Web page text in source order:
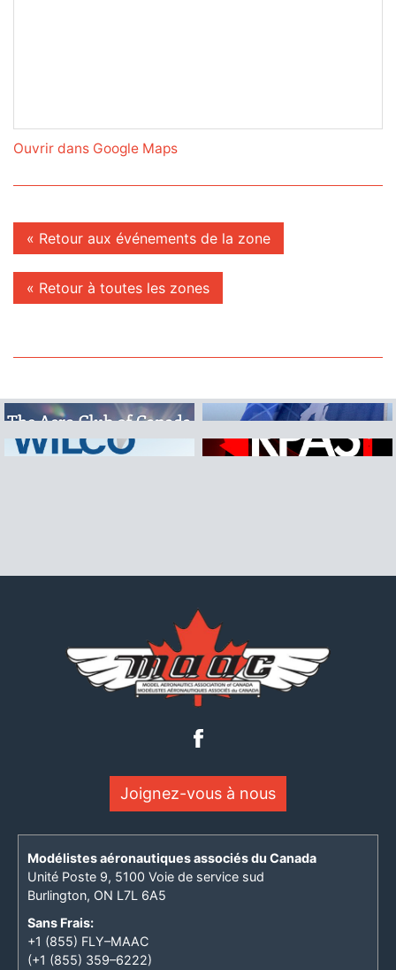
Ouvrir dans Google Maps
« Retour aux événements de la zone
« Retour à toutes les zones
Joignez-vous à nous
Modélistes aéronautiques associés du Canada
Unité Poste 9, 5100 Voie de service sud
Burlington, ON L7L 6A5
Sans Frais:
+1 (855) FLY–MAAC
(+1 (855) 359–6222)